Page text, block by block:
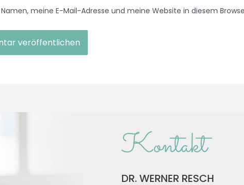
meine E-Mail-Adresse und meine Website in diesem
Kontakt
DR. WERNER RESCH